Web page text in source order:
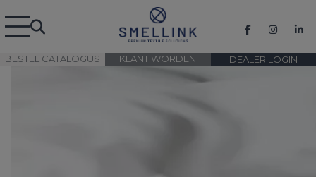
BESTEL CATALOGUS DEALER LOGIN
KLANT WORDEN